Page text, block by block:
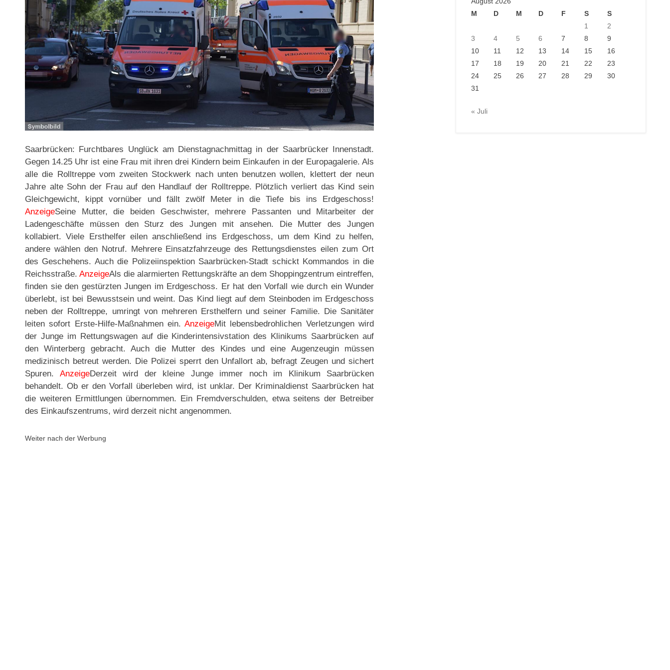
Saarbrücken: Furchtbares Unglück am Dienstagnachmittag in der Saarbrücker Innenstadt.
Gegen 14.25 Uhr ist eine Frau mit ihren drei Kindern beim Einkaufen in der Europagalerie. Als
alle die Rolltreppe vom zweiten Stockwerk nach unten benutzen wollen, klettert der neun
Jahre alte Sohn der Frau auf den Handlauf der Rolltreppe. Plötzlich verliert das Kind sein
Gleichgewicht, kippt vornüber und fällt zwölf Meter in die Tiefe bis ins Erdgeschoss!
AnzeigeSeine Mutter, die beiden Geschwister, mehrere Passanten und Mitarbeiter der
Ladengeschäfte müssen den Sturz des Jungen mit ansehen. Die Mutter des Jungen
kollabiert. Viele Ersthelfer eilen anschließend ins Erdgeschoss, um dem Kind zu helfen,
andere wählen den Notruf. Mehrere Einsatzfahrzeuge des Rettungsdienstes eilen zum Ort
des Geschehens. Auch die Polizeiinspektion Saarbrücken-Stadt schickt Kommandos in die
Reichsstraße.AnzeigeAls die alarmierten Rettungskräfte an dem Shoppingzentrum eintreffen,
finden sie den gestürzten Jungen im Erdgeschoss. Er hat den Vorfall wie durch ein Wunder
überlebt, ist bei Bewusstsein und weint. Das Kind liegt auf dem Steinboden im Erdgeschoss
neben der Rolltreppe, umringt von mehreren Ersthelfern und seiner Familie. Die Sanitäter
leiten sofort Erste-Hilfe-Maßnahmen ein.AnzeigeMit lebensbedrohlichen Verletzungen wird
der Junge im Rettungswagen auf die Kinderintensivstation des Klinikums Saarbrücken auf
den Winterberg gebracht. Auch die Mutter des Kindes und eine Augenzeugin müssen
medizinisch betreut werden. Die Polizei sperrt den Unfallort ab, befragt Zeugen und sichert
Spuren. AnzeigeDerzeit wird der kleine Junge immer noch im Klinikum Saarbrücken
behandelt. Ob er den Vorfall überleben wird, ist unklar. Der Kriminaldienst Saarbrücken hat
die weiteren Ermittlungen übernommen. Ein Fremdverschulden, etwa seitens der Betreiber
des Einkaufszentrums, wird derzeit nicht angenommen.
Weiter nach der Werbung
M
D M D F S
S
1
2
3
4 5 6 7 8
9
10
11 12 13 14 15
16
17
18 19 20 21 22
23
24
25 26 27 28 29
30
31
« Juli